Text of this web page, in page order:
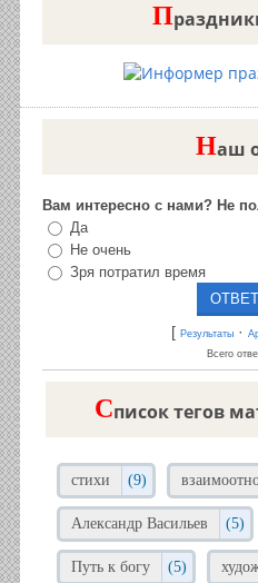
П
Наш
Вам интересно с нами? Не
Да
Не очень
Зря потратил время
[ Результаты·
Всего
Cписок тегов
стихи (9)
Александр Васильев (5)
Путь к богу (5)